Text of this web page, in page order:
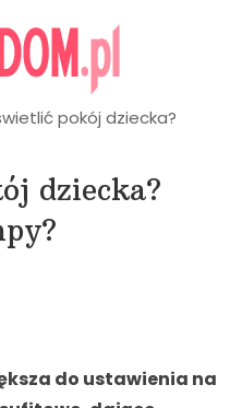
pokój dziecka?
dziecka?
do ustawienia na